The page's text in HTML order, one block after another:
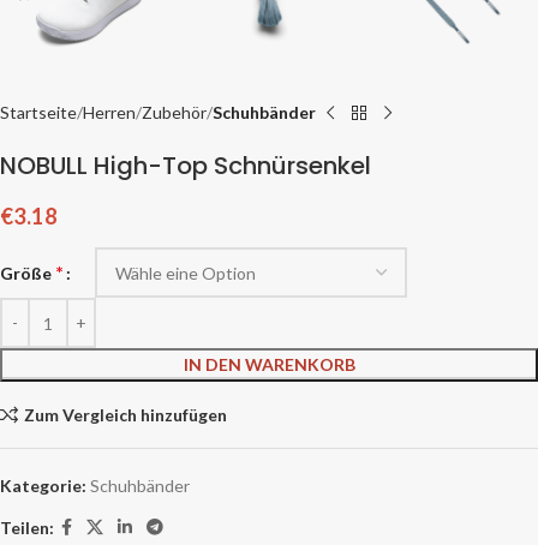
Startseite Herren Zubehör Schuhbänder
NOBULL High-Top Schnürsenkel
€3.18
Größe *
IN DEN WARENKORB
Zum Vergleich hinzufügen
Kategorie: Schuhbänder
Teilen: